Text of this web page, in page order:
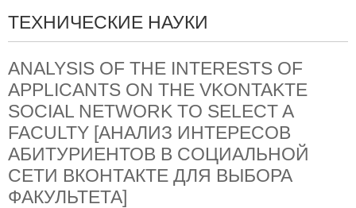
ТЕХНИЧЕСКИЕ НАУКИ
ANALYSIS OF THE INTERESTS OF
APPLICANTS ON THE VKONTAKTE
SOCIAL NETWORK TO SELECT A
FACULTY [АНАЛИЗ ИНТЕРЕСОВ
АБИТУРИЕНТОВ В СОЦИАЛЬНОЙ
СЕТИ ВКОНТАКТЕ ДЛЯ ВЫБОРА
ФАКУЛЬТЕТА]